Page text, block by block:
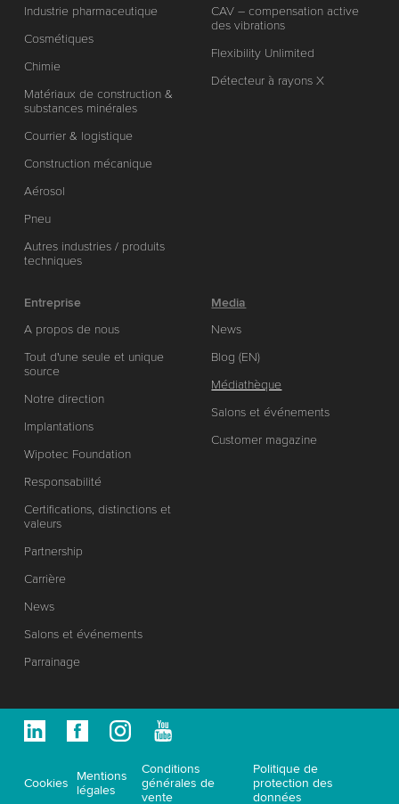
Industrie pharmaceutique
Cosmétiques
Chimie
Matériaux de construction &
substances minérales
Courrier & logistique
Construction mécanique
Aérosol
Pneu
Autres industries / produits
techniques
CAV – compensation active
des vibrations
Flexibility Unlimited
Détecteur à rayons X
Entreprise
A propos de nous
Tout d'une seule et unique
source
Notre direction
Implantations
Wipotec Foundation
Responsabilité
Certifications, distinctions et
valeurs
Partnership
Carrière
News
Salons et événements
Parrainage
Media
News
Blog (EN)
Médiathèque
Salons et événements
Customer magazine
Cookies
Mentions
légales
Conditions
générales de
vente
Politique de
protection des
données